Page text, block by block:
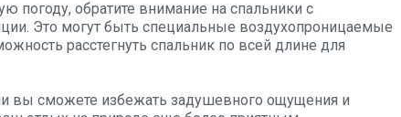
погоду, обратите внимание на спальники с
Это могут быть специальные воздухопроницаемые
расстегнуть спальник по всей длине для
вы сможете избежать задушевного ощущения и